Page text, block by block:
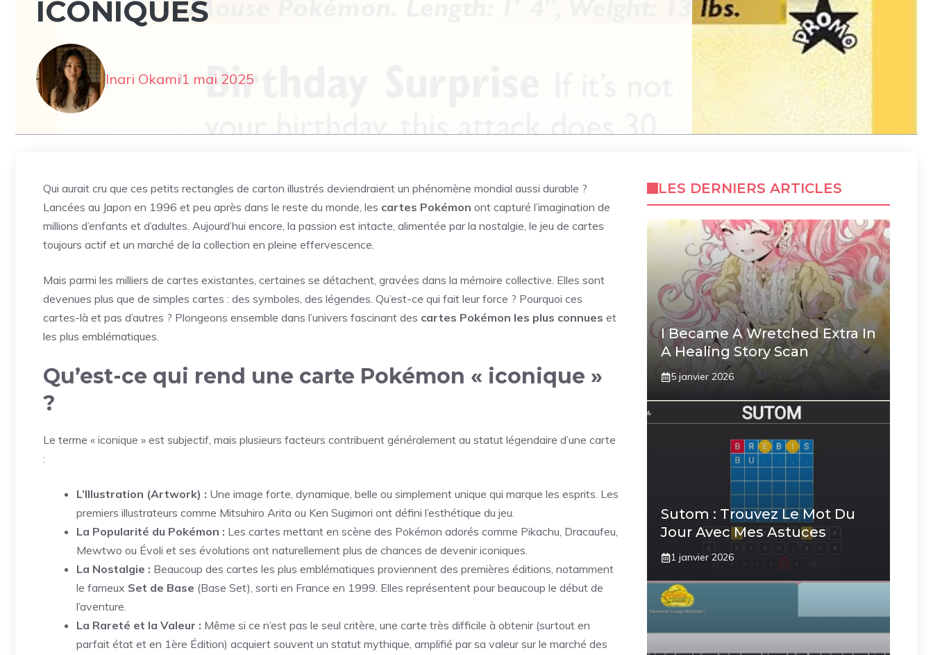
ICONIQUES
Inari Okami 1 mai 2025
Qui aurait cru que ces petits rectangles de carton illustrés deviendraient un phénomène mondial aussi durable ?
Lancées au Japon en 1996 et peu après dans le reste du monde, les cartes Pokémon ont capturé l’imagination de
millions d’enfants et d’adultes. Aujourd’hui encore, la passion est intacte, alimentée par la nostalgie, le jeu de cartes
toujours actif et un marché de la collection en pleine effervescence.
Mais parmi les milliers de cartes existantes, certaines se détachent, gravées dans la mémoire collective. Elles sont
devenues plus que de simples cartes : des symboles, des légendes. Qu’est-ce qui fait leur force ? Pourquoi ces
cartes-là et pas d’autres ? Plongeons ensemble dans l’univers fascinant des cartes Pokémon les plus connues et
les plus emblématiques.
Qu’est-ce qui rend une carte Pokémon « iconique »
?
Le terme « iconique » est subjectif, mais plusieurs facteurs contribuent généralement au statut légendaire d’une carte
:
L’Illustration (Artwork) : Une image forte, dynamique, belle ou simplement unique qui marque les esprits. Les
premiers illustrateurs comme Mitsuhiro Arita ou Ken Sugimori ont défini l’esthétique du jeu.
La Popularité du Pokémon : Les cartes mettant en scène des Pokémon adorés comme Pikachu, Dracaufeu,
Mewtwo ou Évoli et ses évolutions ont naturellement plus de chances de devenir iconiques.
La Nostalgie : Beaucoup des cartes les plus emblématiques proviennent des premières éditions, notamment
le fameux Set de Base (Base Set), sorti en France en 1999. Elles représentent pour beaucoup le début de
l’aventure.
La Rareté et la Valeur : Même si ce n’est pas le seul critère, une carte très difficile à obtenir (surtout en
parfait état et en 1ère Édition) acquiert souvent un statut mythique, amplifié par sa valeur sur le marché des
LES DERNIERS ARTICLES
I Became A Wretched Extra In
A Healing Story Scan
5 janvier 2026
Sutom : Trouvez Le Mot Du
Jour Avec Mes Astuces
1 janvier 2026